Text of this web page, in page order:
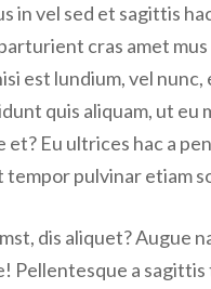
in vel sed et sagittis
cras amet
est lundium, vel
quis aliquam, ut
et? Eu ultrices hac a
tempor pulvinar etiam
dis aliquet? Augue
Pellentesque a